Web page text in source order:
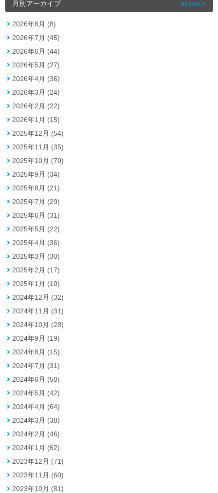
月別アーカイブ MONTHLY
2026年8月 (8)
2026年7月 (45)
2026年6月 (44)
2026年5月 (27)
2026年4月 (36)
2026年3月 (24)
2026年2月 (22)
2026年1月 (15)
2025年12月 (54)
2025年11月 (35)
2025年10月 (70)
2025年9月 (34)
2025年8月 (21)
2025年7月 (29)
2025年6月 (31)
2025年5月 (22)
2025年4月 (36)
2025年3月 (30)
2025年2月 (17)
2025年1月 (10)
2024年12月 (32)
2024年11月 (31)
2024年10月 (28)
2024年9月 (19)
2024年8月 (15)
2024年7月 (31)
2024年6月 (50)
2024年5月 (42)
2024年4月 (64)
2024年3月 (38)
2024年2月 (46)
2024年1月 (62)
2023年12月 (71)
2023年11月 (60)
2023年10月 (81)